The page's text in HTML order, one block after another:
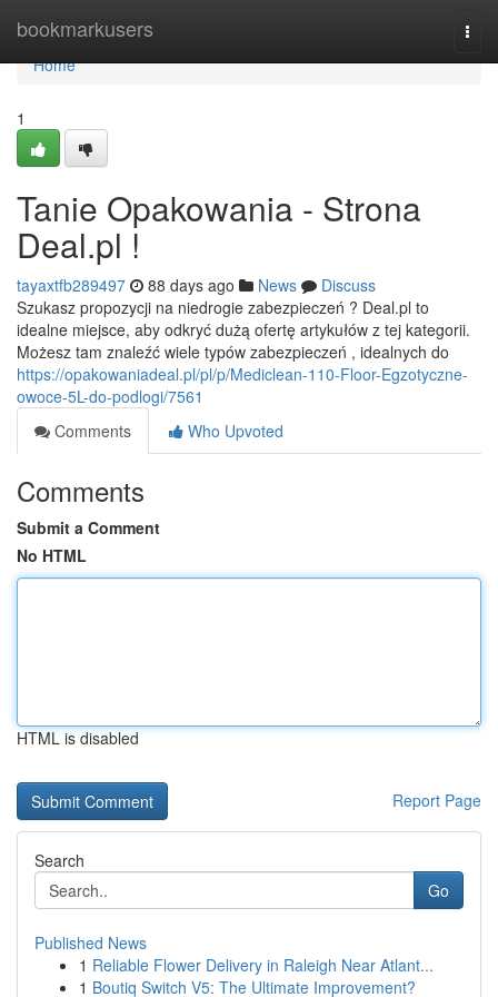
bookmarkusers
Home
Home
1
Tanie Opakowania - Strona
Deal.pl !
tayaxtfb289497 88 days ago News
Discuss
Szukasz propozycji na niedrogie zabezpieczeń ? Deal.pl to
idealne miejsce, aby odkryć dużą ofertę artykułów z tej kategorii.
Możesz tam znaleźć wiele typów zabezpieczeń , idealnych do
https://opakowaniadeal.pl/pl/p/Mediclean-110-Floor-Egzotyczne-
owoce-5L-do-podlogi/7561
Comments
Who Upvoted
Comments
Submit a Comment
No HTML
HTML is disabled
Report Page
Search
Go
Published News
1 Reliable Flower Delivery in Raleigh Near Atlant...
1 Boutiq Switch V5: The Ultimate Improvement?